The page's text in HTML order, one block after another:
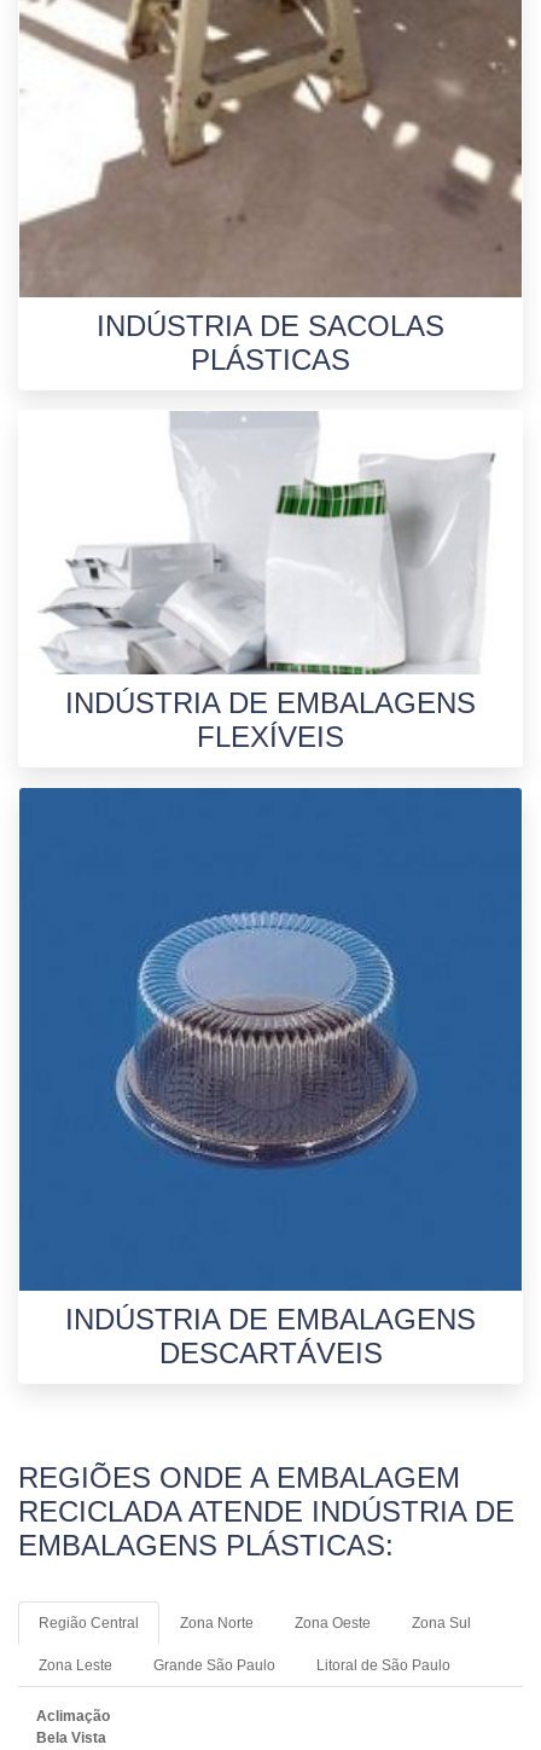
INDÚSTRIA DE SACOLAS
PLÁSTICAS
INDÚSTRIA DE EMBALAGENS
FLEXÍVEIS
INDÚSTRIA DE EMBALAGENS
DESCARTÁVEIS
REGIÕES ONDE A EMBALAGEM
RECICLADA ATENDE INDÚSTRIA DE
EMBALAGENS PLÁSTICAS:
Região Central Zona Norte Zona Oeste Zona Sul
Zona Leste Grande São Paulo Litoral de São Paulo
Aclimação
Bela Vista